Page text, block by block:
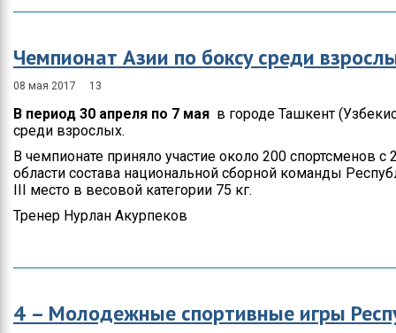
Чемпионат Азии по боксу среди
08 мая 2017 13
В период 30 апреля по 7 мая в городе Ташкент
среди взрослых.
В чемпионате приняло участие около 200 спортсменов
области состава национальной сборной команды
ІІІ место в весовой категории 75 кг.
Тренер Нурлан Акурпеков
4 – Молодежные спортивные игры